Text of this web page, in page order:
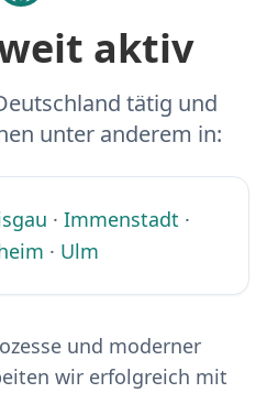
aktiv
tätig und
unter anderem in:
· Immenstadt ·
· Ulm
und moderner
wir erfolgreich mit